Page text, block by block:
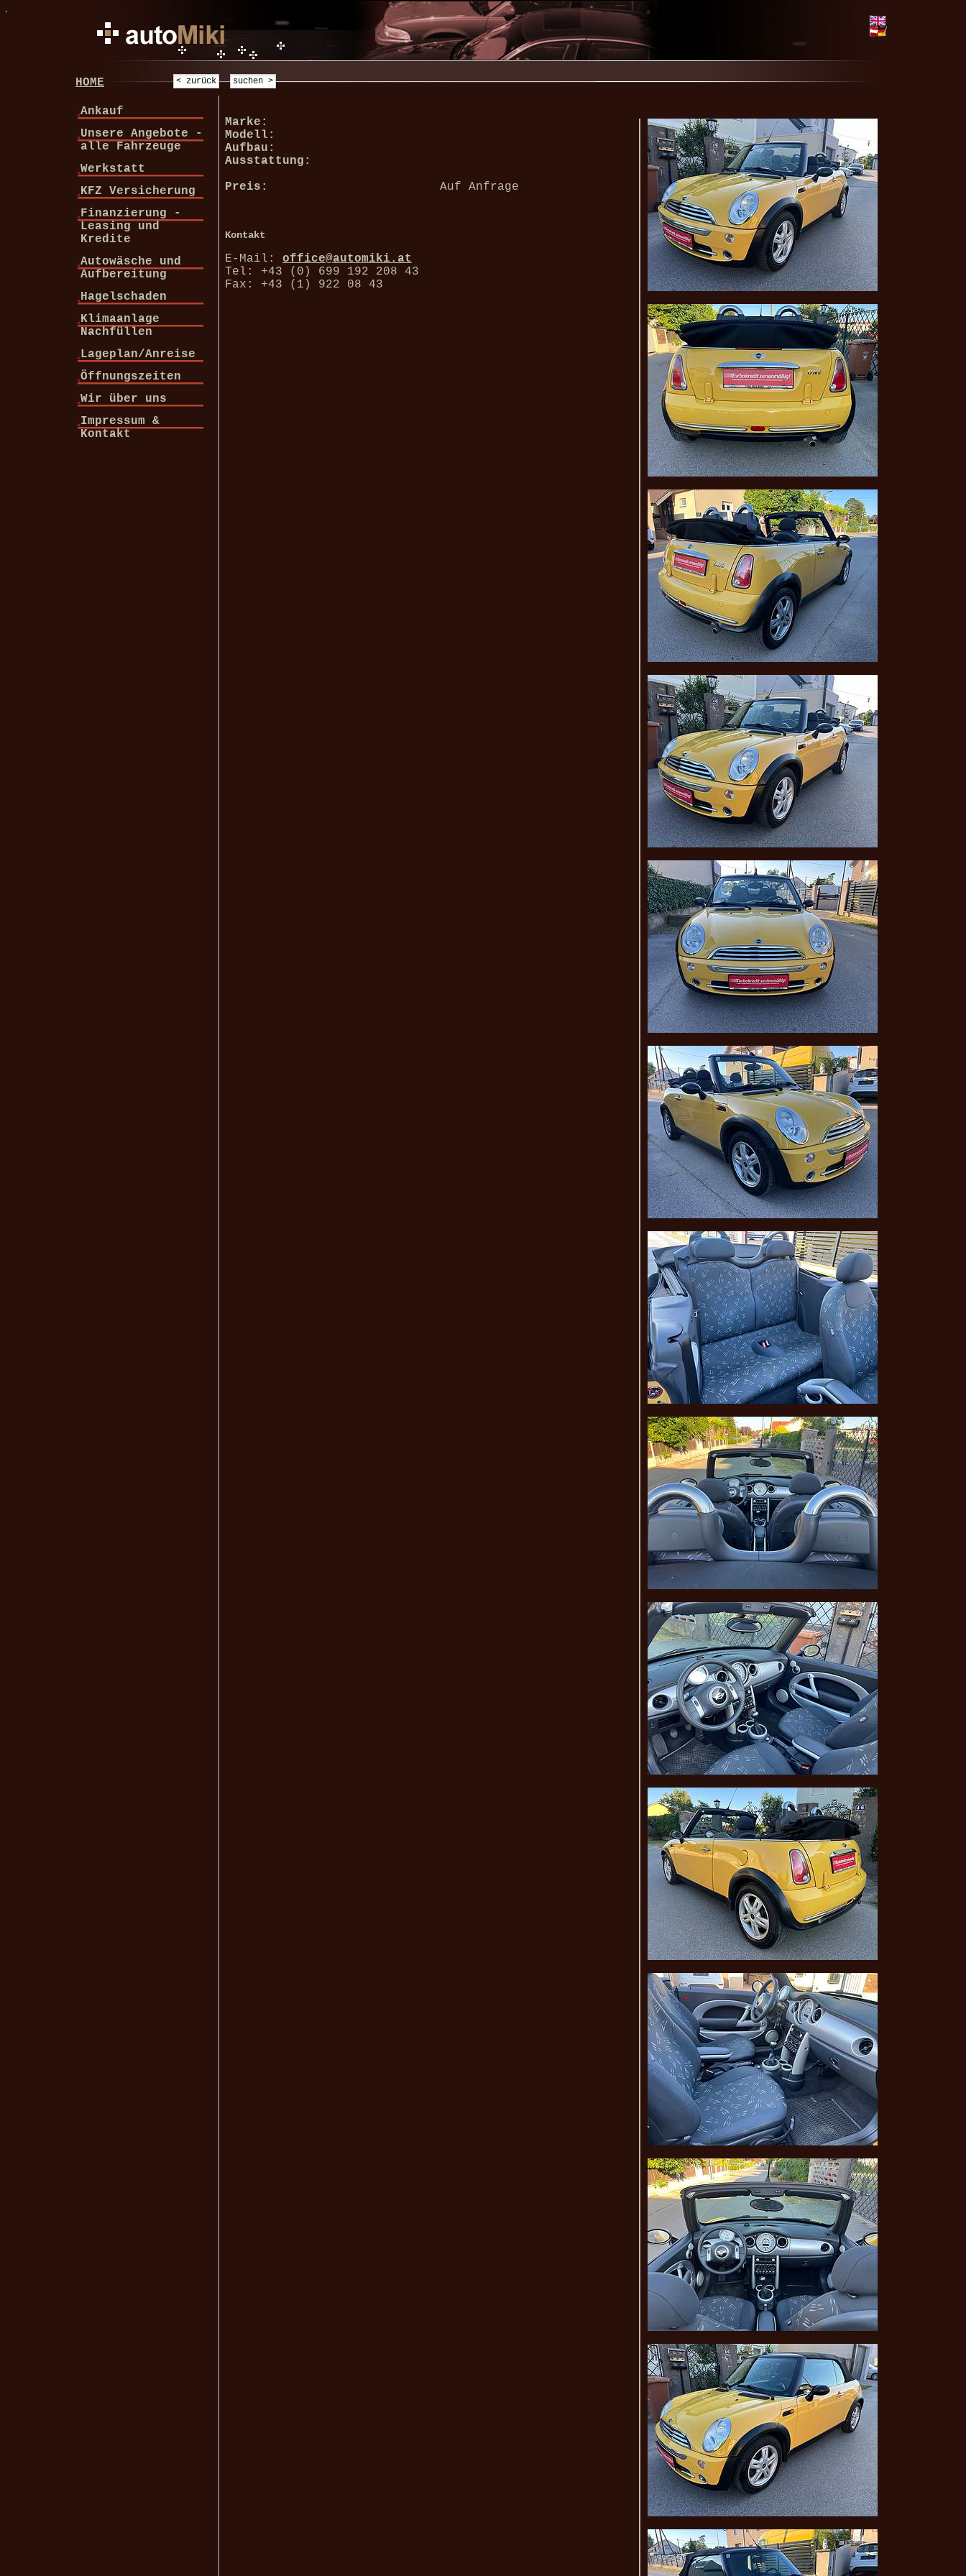
.
HOME
Ankauf
Unsere Angebote -
alle Fahrzeuge
Werkstatt
KFZ Versicherung
Finanzierung -
Leasing und
Kredite
Autowäsche und
Aufbereitung
Hagelschaden
Klimaanlage
Nachfüllen
Lageplan/Anreise
Öffnungszeiten
Wir über uns
Impressum &
Kontakt
Marke:
Modell:
Aufbau:
Ausstattung:
Preis:
Auf Anfrage
Kontakt
E-Mail: office@automiki.at
Tel: +43 (0) 699 192 208 43
Fax: +43 (1) 922 08 43